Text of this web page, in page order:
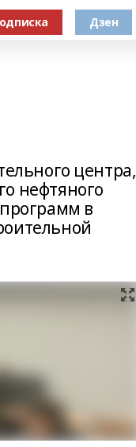
Дзен
центра,
нефтяного
в